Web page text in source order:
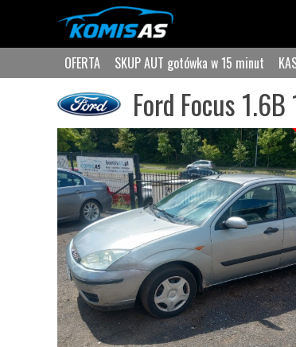
OFERTA SKUP AUT gotówka w 15 minut
Ford Focus